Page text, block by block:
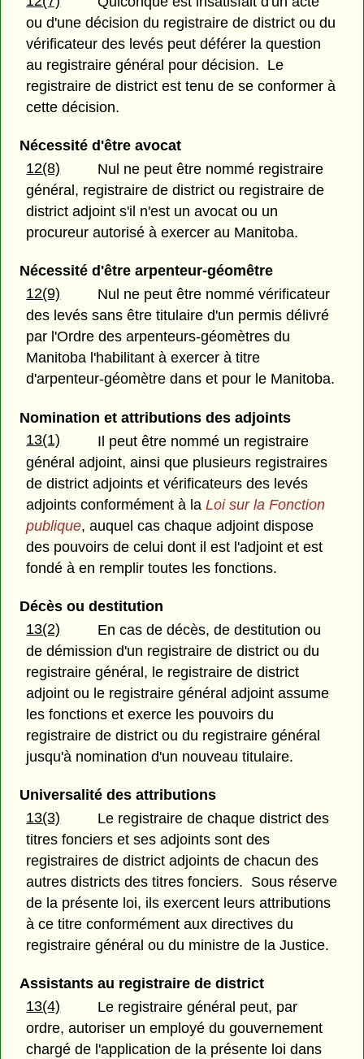
ou d'une décision du registraire de district ou du
vérificateur des levés peut déférer la question
au registraire général pour décision. Le
registraire de district est tenu de se conformer à
cette décision.
Nécessité d'être avocat
12(8)
Nul ne peut être nommé registraire
général, registraire de district ou registraire de
district adjoint s'il n'est un avocat ou un
procureur autorisé à exercer au Manitoba.
Nécessité d'être arpenteur-géomêtre
12(9)
Nul ne peut être nommé vérificateur
des levés sans être titulaire d'un permis délivré
par l'Ordre des arpenteurs-géomètres du
Manitoba l'habilitant à exercer à titre
d'arpenteur-géomètre dans et pour le Manitoba.
Nomination et attributions des adjoints
13(1)
Il peut être nommé un registraire
général adjoint, ainsi que plusieurs registraires
de district adjoints et vérificateurs des levés
adjoints conformément à laLoi sur la Fonction
publique, auquel cas chaque adjoint dispose
des pouvoirs de celui dont il est l'adjoint et est
fondé à en remplir toutes les fonctions.
Décès ou destitution
13(2)
En cas de décès, de destitution ou
de démission d'un registraire de district ou du
registraire général, le registraire de district
adjoint ou le registraire général adjoint assume
les fonctions et exerce les pouvoirs du
registraire de district ou du registraire général
jusqu'à nomination d'un nouveau titulaire.
Universalité des attributions
13(3)
Le registraire de chaque district des
titres fonciers et ses adjoints sont des
registraires de district adjoints de chacun des
autres districts des titres fonciers. Sous réserve
de la présente loi, ils exercent leurs attributions
à ce titre conformément aux directives du
registraire général ou du ministre de la Justice.
Assistants au registraire de district
13(4)
Le registraire général peut, par
ordre, autoriser un employé du gouvernement
chargé de l'application de la présente loi dans